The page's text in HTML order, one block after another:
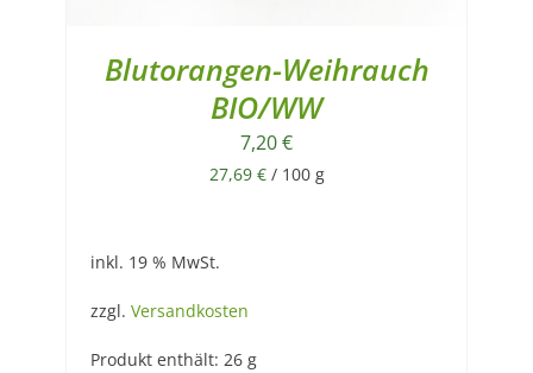
Blutorangen-Weihrauch
BIO/WW
7,20€
27,69 €/ 100 g
inkl. 19 % MwSt.
zzgl. Versandkosten
Produkt enthält: 26 g